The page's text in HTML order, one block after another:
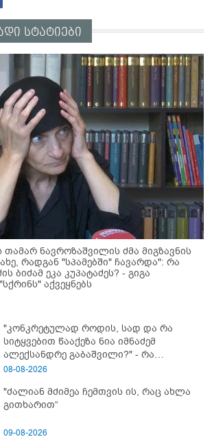
სტატიები
თამარ ნავროზაშვილის ძმა მიგზავნის
რადგან "სპამებში" ჩავარდა": რა
ბიძამ ეკა კუპატაძეს? - გიგა
აქვეყნებს
"კონკრეტულად როდის, სად და რა
სიტყვებით წააქეზა ნია იმნაძემ
ალექსანდრე გაბაშვილი?" - რა
მიმართვას ავრცელებს ნია იმნაძის
08-08-2026
"ძალიან მძიმეა ჩემთვის ის, რაც ახლა
გითხარით“
09-08-2026